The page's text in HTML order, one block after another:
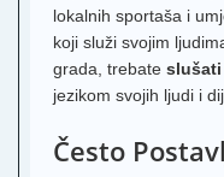
lokalnih sportaša i
koji služi svojim
grada, trebate slušati
jezikom svojih ljudi i
Često